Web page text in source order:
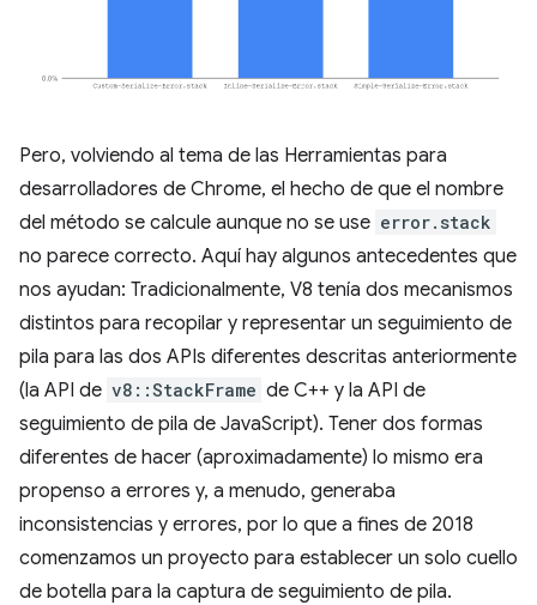
Pero, volviendo al tema de las Herramientas para
desarrolladores de Chrome, el hecho de que el nombre
del método se calcule aunque no se use error.stack
no parece correcto. Aquí hay algunos antecedentes que
nos ayudan: Tradicionalmente, V8 tenía dos mecanismos
distintos para recopilar y representar un seguimiento de
pila para las dos APIs diferentes descritas anteriormente
(la API de v8::StackFrame de C++ y la API de
seguimiento de pila de JavaScript). Tener dos formas
diferentes de hacer (aproximadamente) lo mismo era
propenso a errores y, a menudo, generaba
inconsistencias y errores, por lo que a fines de 2018
comenzamos un proyecto para establecer un solo cuello
de botella para la captura de seguimiento de pila.